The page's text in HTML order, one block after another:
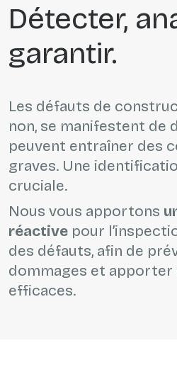
Détecter,
garantir.
Les défauts de
non, se manifestent de
peuvent entraîner des
graves. Une
cruciale.
Nous vous apportons
réactive pour
des défauts, afin de
dommages et apporter
efficaces.